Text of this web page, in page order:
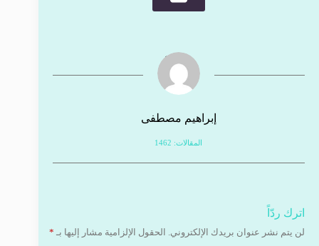
إبراهيم مصطفى
المقالات: 1462
اترك ردّاً
لن يتم نشر عنوان بريدك الإلكتروني. الحقول الإلزامية مشار إليها بـ *